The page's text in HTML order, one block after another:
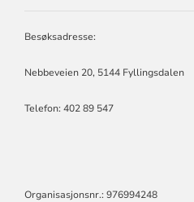
Besøksadresse:
Nebbeveien 20, 5144 Fyllingsdalen
Telefon: 402 89 547
Organisasjonsnr.: 976994248